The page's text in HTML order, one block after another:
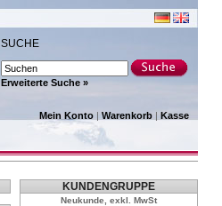
SUCHE
Erweiterte Suche »
Mein Konto | Warenkorb | Kasse
KUNDENGRUPPE
Neukunde, exkl. MwSt